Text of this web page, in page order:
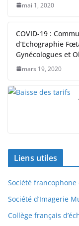
mai 1, 2020
COVID-19 :
d’Echographie
Gynécologues et
mars 19, 2020
Liens utiles
Société francophone
Société d’Imagerie
Collège français